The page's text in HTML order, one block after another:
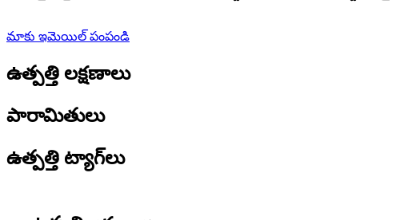
మాకు ఇమెయిల్ పంపండి
ఉత్పత్తి లక్షణాలు
పారామితులు
ఉత్పత్తి ట్యాగ్‌లు